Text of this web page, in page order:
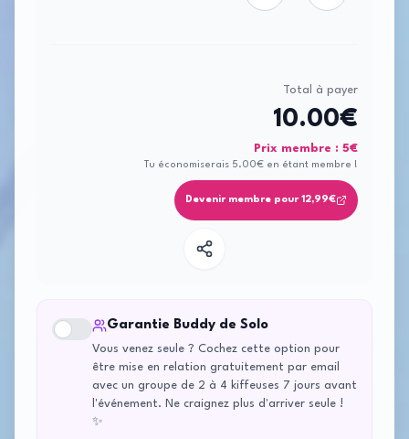
Total à payer
10.00€
Prix membre : 5€
Tu économiserais 5.00€ en étant membre !
Devenir membre pour 12,99€
Garantie Buddy de Solo
Vous venez seule ? Cochez cette option pour
être mise en relation gratuitement par email
avec un groupe de 2 à 4 kiffeuses 7 jours avant
l'événement. Ne craignez plus d'arriver seule !
✨